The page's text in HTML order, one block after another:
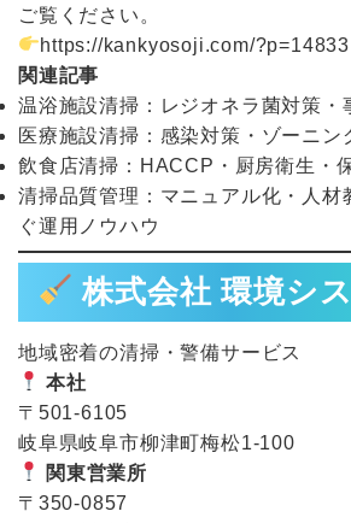
ご覧ください。
https://kankyosoji.com/?p=14833
関連記事
温浴施設清掃：レジオネラ菌対策・
医療施設清掃：感染対策・ゾーニン
飲食店清掃：HACCP・厨房衛生・
清掃品質管理：マニュアル化・人材
ぐ運用ノウハウ
株式会社 環境シ
地域密着の清掃・警備サービス
本社
〒501-6105
岐阜県岐阜市柳津町梅松1-100
関東営業所
〒350-0857